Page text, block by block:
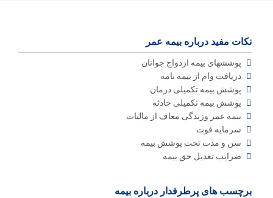
نکات مفید درباره بیمه عمر
پوششهای بیمه ازدواج جوانان
دریافت وام از بیمه نامه
پوشش بیمه تکمیلی درمان
پوشش بیمه تکمیلی حادثه
بیمه عمر وزندگی معاف از مالیات
سرمایه فوت
سن و مدت تحت پوشش بیمه
ضرایب تعدیل حق بیمه
برچسب های پرطرفدار درباره بیمه